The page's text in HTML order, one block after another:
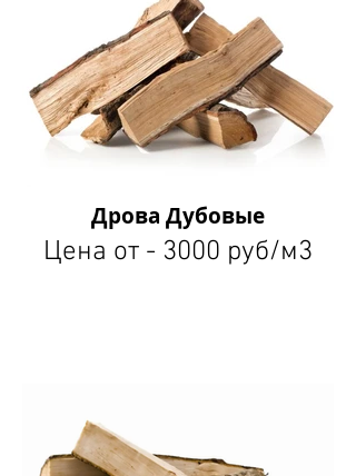
Дрова Дубовые
Цена от - 3000 руб/м3